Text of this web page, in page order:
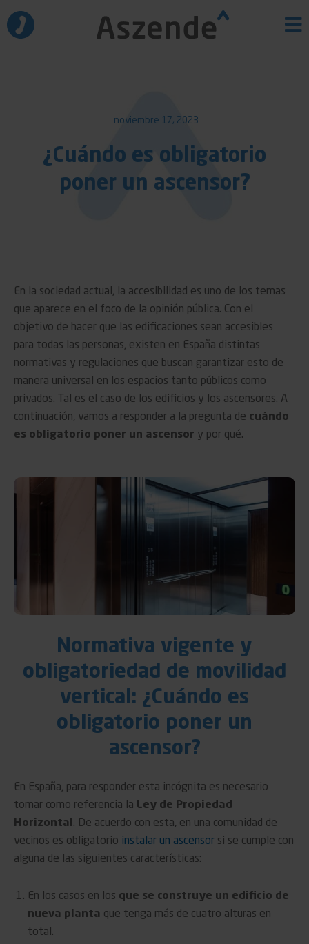
contenido
noviembre 17, 2023
¿Cuándo es obligatorio
poner un ascensor?
En la sociedad actual, la accesibilidad es uno de los temas
que aparece en el foco de la opinión pública. Con el
objetivo de hacer que las edificaciones sean accesibles
para todas las personas, existen en España distintas
normativas y regulaciones que buscan garantizar esto de
manera universal en los espacios tanto públicos como
privados. Tal es el caso de los edificios y los ascensores. A
continuación, vamos a responder a la pregunta de cuándo
es obligatorio poner un ascensor y por qué.
Normativa vigente y
obligatoriedad de movilidad
vertical: ¿Cuándo es
obligatorio poner un
ascensor?
En España, para responder esta incógnita es necesario
tomar como referencia la Ley de Propiedad
Horizontal. De acuerdo con esta, en una comunidad de
vecinos es obligatorio instalar un ascensor si se cumple con
alguna de las siguientes características:
En los casos en los que se construye un edificio de
nueva planta que tenga más de cuatro alturas en
total.